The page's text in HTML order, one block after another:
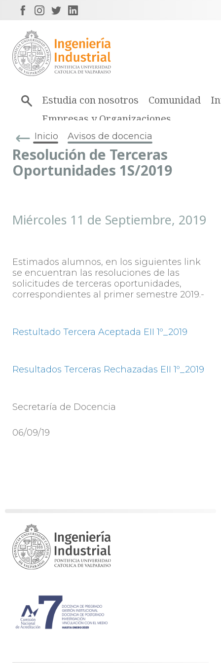
Estudia con nosotros Comunidad
Empresas y Organizaciones
Inicio Avisos de docencia
Resolución de Terceras
Oportunidades 1S/2019
Miércoles 11 de Septiembre, 2019
Estimados alumnos, en los siguientes link
se encuentran las resoluciones de las
solicitudes de terceras oportunidades,
correspondientes al primer semestre 2019.-
Restultado Tercera Aceptada EII 1º_2019
Resultados Terceras Rechazadas EII 1º_2019
Secretaría de Docencia
06/09/19